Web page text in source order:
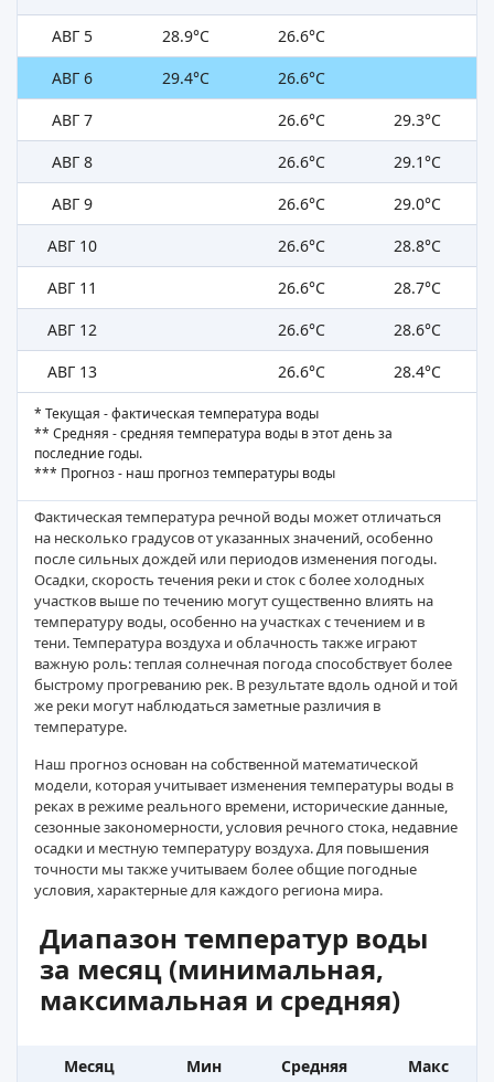
АВГ 5
28.9°C
26.6°C
АВГ 6
29.4°C
26.6°C
АВГ 7
26.6°C
29.3°C
АВГ 8
26.6°C
29.1°C
АВГ 9
26.6°C
29.0°C
АВГ 10
26.6°C
28.8°C
АВГ 11
26.6°C
28.7°C
АВГ 12
26.6°C
28.6°C
АВГ 13
26.6°C 28.4°C
* Текущая - фактическая температура воды
** Средняя - средняя температура воды в этот день за
последние годы.
*** Прогноз - наш прогноз температуры воды
Фактическая температура речной воды может отличаться
на несколько градусов от указанных значений, особенно
после сильных дождей или периодов изменения погоды.
Осадки, скорость течения реки и сток с более холодных
участков выше по течению могут существенно влиять на
температуру воды, особенно на участках с течением и в
тени. Температура воздуха и облачность также играют
важную роль: теплая солнечная погода способствует более
быстрому прогреванию рек. В результате вдоль одной и той
же реки могут наблюдаться заметные различия в
температуре.
Наш прогноз основан на собственной математической
модели, которая учитывает изменения температуры воды в
реках в режиме реального времени, исторические данные,
сезонные закономерности, условия речного стока, недавние
осадки и местную температуру воздуха. Для повышения
точности мы также учитываем более общие погодные
условия, характерные для каждого региона мира.
Диапазон температур воды
за месяц (минимальная,
максимальная и средняя)
Месяц Мин Средняя
Макс